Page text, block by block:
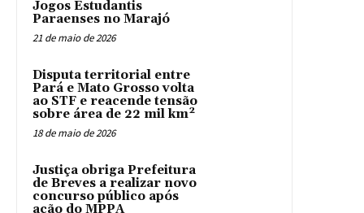
Jogos Estudantis
Paraenses no Marajó
21 de maio de 2026
Disputa territorial entre
Pará e Mato Grosso volta
ao STF e reacende tensão
sobre área de 22 mil km²
18 de maio de 2026
Justiça obriga Prefeitura
de Breves a realizar novo
concurso público após
ação do MPPA